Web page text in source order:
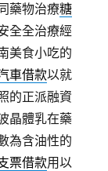
藥物治療糖
全全治療經
美食小吃的
車借款以就
的正派融資
晶體乳在藥
為含油性的
票借款用以